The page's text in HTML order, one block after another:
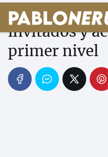
BCNegra
invitados y
primer nivel